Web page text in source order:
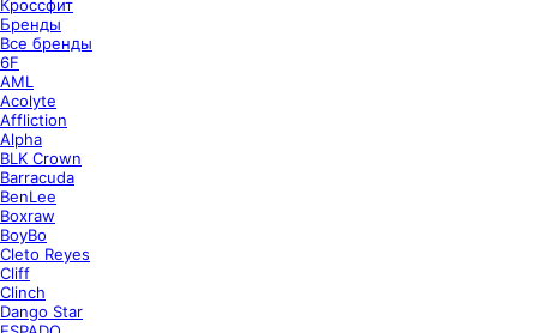
Кроссфит
Бренды
Все бренды
6F
AML
Acolyte
Affliction
Alpha
BLK Crown
Barracuda
BenLee
Boxraw
BoyBo
Cleto Reyes
Cliff
Clinch
Dango Star